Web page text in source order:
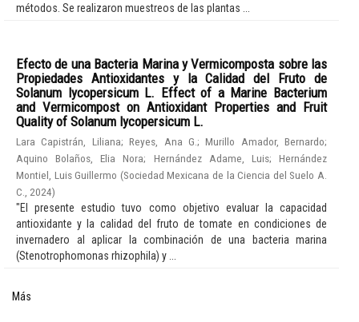
métodos. Se realizaron muestreos de las plantas ...
Efecto de una Bacteria Marina y Vermicomposta sobre las
Propiedades Antioxidantes y la Calidad del Fruto de
Solanum lycopersicum L. Effect of a Marine Bacterium
and Vermicompost on Antioxidant Properties and Fruit
Quality of Solanum lycopersicum L.
Lara Capistrán, Liliana;Reyes, Ana G. ;Murillo Amador, Bernardo;
Aquino Bolaños, Elia Nora; Hernández Adame, Luis;Hernández
Montiel, Luis Guillermo (Sociedad Mexicana de la Ciencia del Suelo A.
C.
2024)
"El presente estudio tuvo como objetivo evaluar la capacidad
antioxidante y la calidad del fruto de tomate en condiciones de
invernadero al aplicar la combinación de una bacteria marina
(Stenotrophomonas rhizophila) y ...
Más